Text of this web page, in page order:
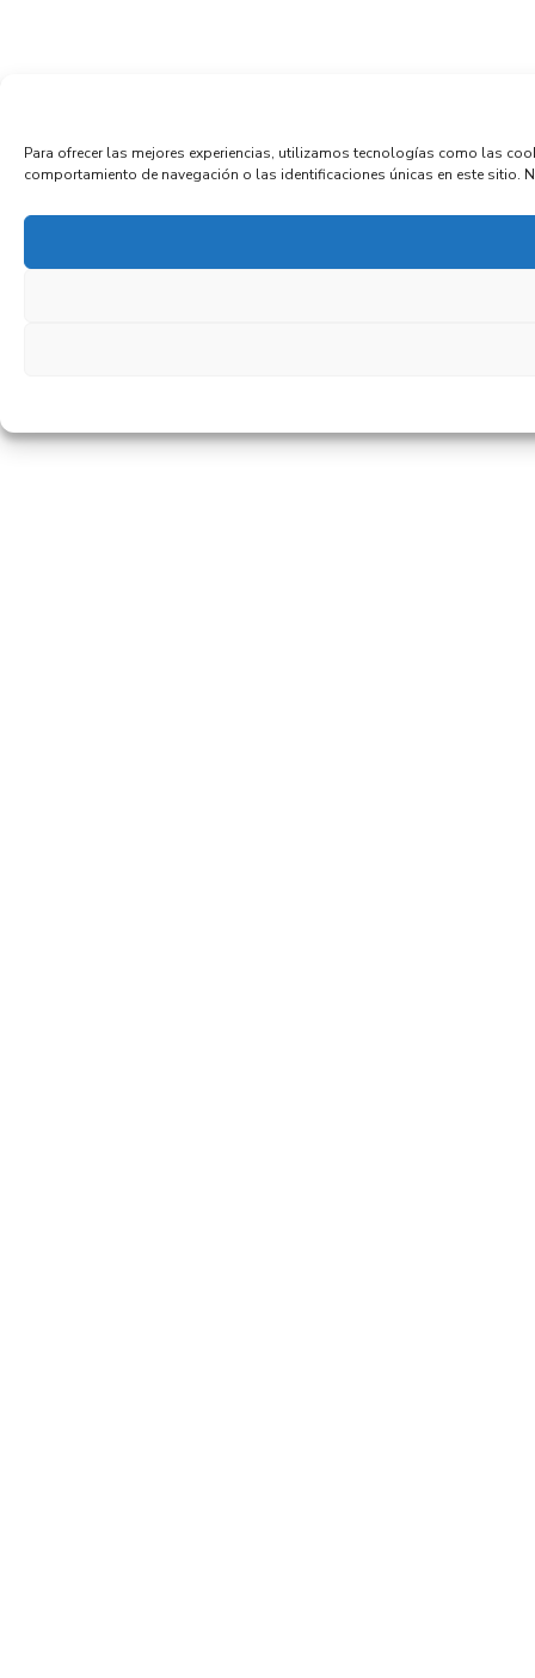
Para ofrecer las mejores experiencias, utilizamos tecnologías como las
comportamiento de navegación o las identificaciones únicas en este sitio.